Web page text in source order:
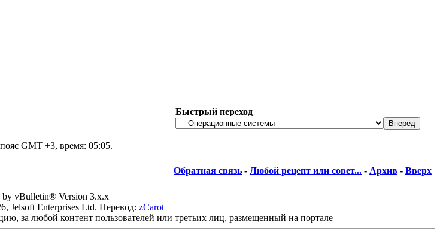
Быстрый переход
GMT +3, время: 05:05.
Обратная связь - Любой рецепт или совет... - Архив - Вверх
by vBulletin® Version 3.x.x
Jelsoft Enterprises Ltd. Перевод: zCarot
за любой контент пользователей или третьих лиц, размещенный на портале